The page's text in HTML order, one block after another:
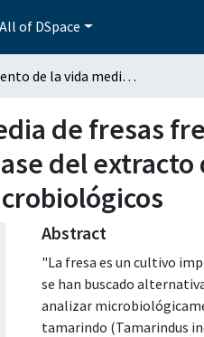
All of DSpace
Incremento de la vida media de fresas frescas por la aplicación de una biopelícula comestible elaborada a base del extracto de la semilla de tamarindo (Tamarindus indica L.): parámetros microbiológicos
de fresas
del
Abstract
"La fresa es un cultivo
se han buscado
analizar
tamarindo (Tamarindus